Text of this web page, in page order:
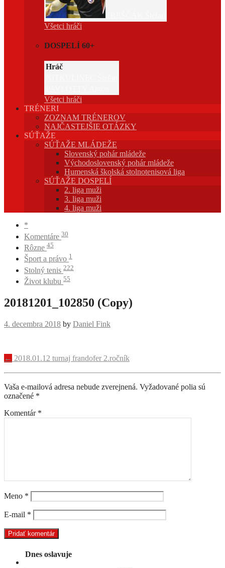
Všetci hráči
DOSPELÍ 60+
Hráč
Všetci hráči
TRÉNERI
ZOZNAM TRÉNEROV
NAJČASTEJŠIE OTÁZKY
SÚŤAŽE
SÚŤAŽE MLÁDEŽE
Slovenský pohár mládeže
Východoslovenský pohár mládeže
Humenská školská stolnotenisová liga
SÚŤAŽE DOSPELÍ
2. liga muži
3. liga muži
4. liga muži
*
Komentáre 30
Rôzne 45
Šport a právo 1
Stolný tenis 222
Život klubu 55
20181201_102850 (Copy)
4. decembra 2018 by Daniel Fink
Navigácia
príspevku
← 2018.01.12 turnaj frandofer 2.ročník
Vaša e-mailová adresa nebude zverejnená. Vyžadované polia sú
označené *
Komentár *
Meno *
E-mail *
Dnes oslavuje